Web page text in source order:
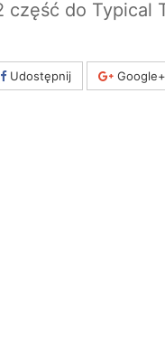
część do Typical
Udostępnij Google+